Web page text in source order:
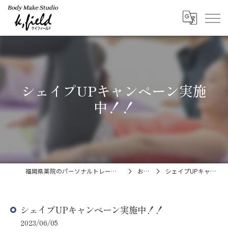
シェイプUPキャンペーン実施
中！！
福岡県薬院のパーソナルトレーニングならBody Make Studio k.field お知らせ シェイプUPキャンペーン実施中！！
シェイプUPキャンペーン実施中！！
2023/06/05